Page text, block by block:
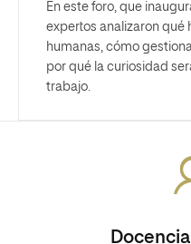
En este foro, que
expertos analizaron qué
humanas, cómo
por qué la curiosidad
trabajo.